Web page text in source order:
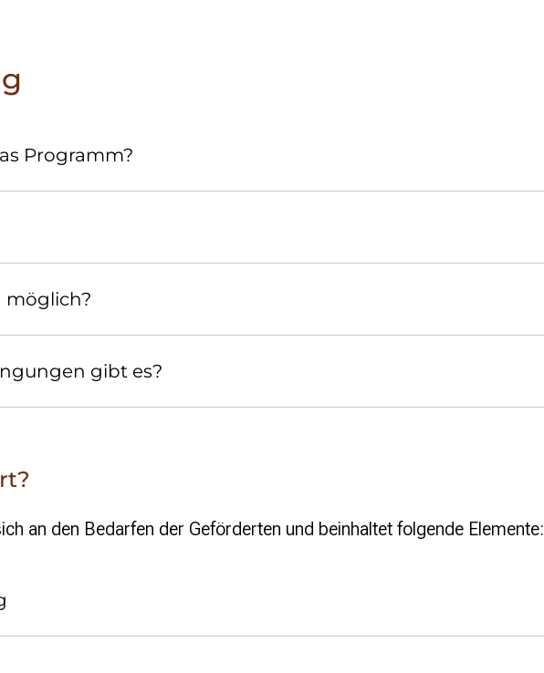
Programm?
möglich?
gibt es?
an den Bedarfen der Geförderten und beinhaltet folgende Elemente: